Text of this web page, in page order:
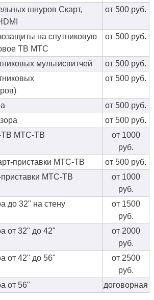
шнуров Скарт,
от 500 руб.
на спутниковую
ТВ МТС
от 500 руб.
мультисвитчей
от 500 руб.
от 500 руб.
от 500 руб.
от 500 руб.
ТВ МТС-ТВ
от 1000
руб.
приставки МТС-ТВ
от 500 руб.
МТС-ТВ
от 1000
руб.
до 32" на стену
от 1500
руб.
от 32" до 42"
от 2000
руб.
от 42" до 56"
от 2500
руб.
от 56"
договорная